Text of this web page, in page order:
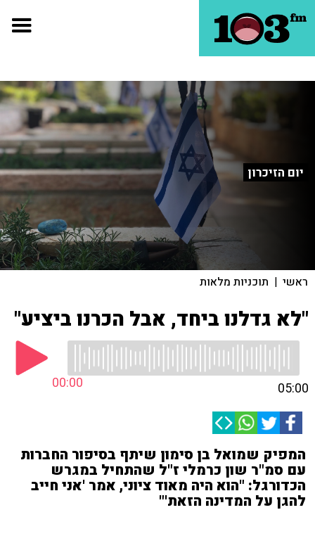
יום הזיכרון
ראשי | תוכניות מלאות
"לא גדלנו ביחד, אבל הכרנו ביציע"
00:00 05:00
המפיק שמואל בן סימון שיתף בסיפור החברות
עם סמ"ר שון כרמלי ז"ל שהתחיל במגרש
הכדורגל: "הוא היה מאוד ציוני, אמר 'אני חייב
להגן על המדינה הזאת'"